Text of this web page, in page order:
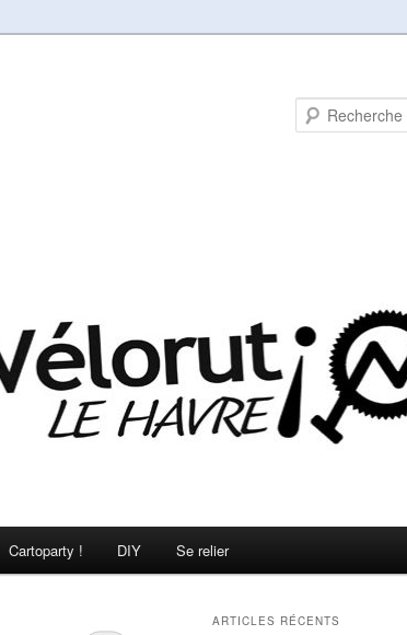
Cartoparty ! DIY Se relier
ARTICLES RÉCENTS